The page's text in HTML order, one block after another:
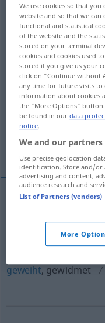
heilig, geheiligt,
geweiht,
geheiligt, heilig,
altehrwürdig
religiös, kirchlich,
fluchwürdig,
geweiht, gewidmet
We use cookies so that
website and so that we can
functional and statistical
of the website and the
stored on your terminal
cookies and cookies used
stored if you give us your
click on "Continue without
any time for future visits
information about cookies
the "More Options"
be found in ourdata
notice.
We and our
Use precise geolocation
identification. Store and/or
advertising and content,
audience research and
List of Partners (vendors)
More